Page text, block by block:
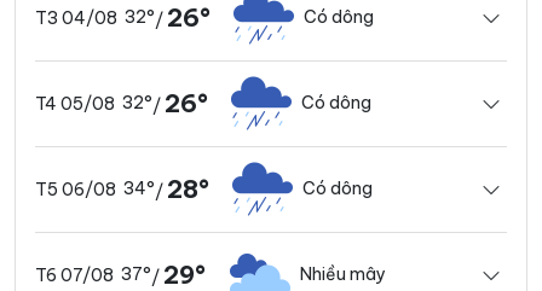
T3 04/08 32°/ 26° Có dông
T4 05/08 32°/ 26° Có dông
T5 06/08 34°/ 28° Có dông
T6 07/08 37°/ 29° Nhiều mây